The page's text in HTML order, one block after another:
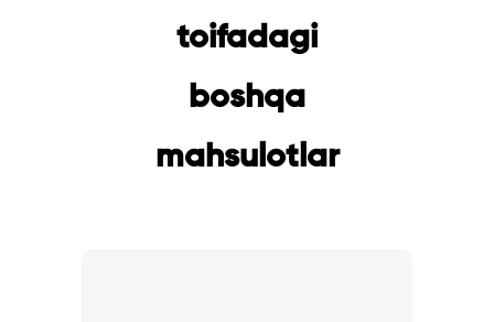
toifadagi
boshqa
mahsulotlar